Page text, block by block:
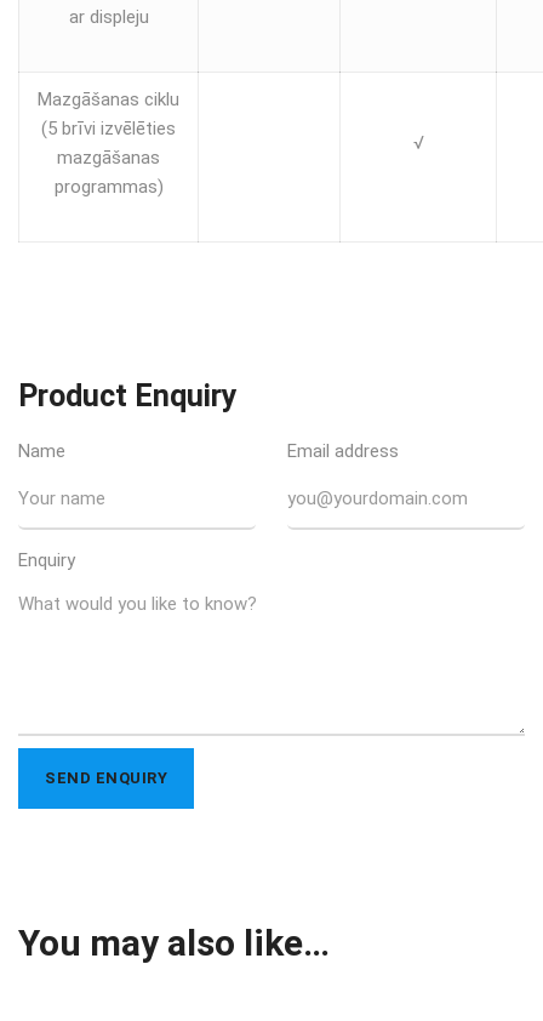
ar displeju
Mazgāšanas ciklu
(5 brīvi izvēlēties
mazgāšanas
programmas)
√
Product Enquiry
Name Email address
Enquiry
You may also like…